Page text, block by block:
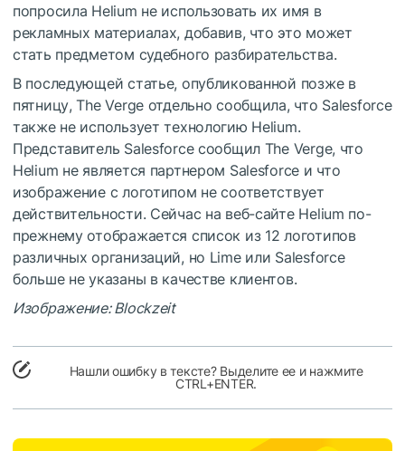
попросила Helium не использовать их имя в
рекламных материалах, добавив, что это может
стать предметом судебного разбирательства.
В последующей статье, опубликованной позже в
пятницу, The Verge отдельно сообщила, что Salesforce
также не использует технологию Helium.
Представитель Salesforce сообщил The Verge, что
Helium не является партнером Salesforce и что
изображение с логотипом не соответствует
действительности. Сейчас на веб-сайте Helium по-
прежнему отображается список из 12 логотипов
различных организаций, но Lime или Salesforce
больше не указаны в качестве клиентов.
Изображение: Blockzeit
Нашли ошибку в тексте? Выделите ее и нажмите
CTRL+ENTER.